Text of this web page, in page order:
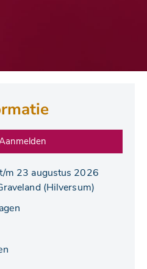
m 23 augustus 2026
(Hilversum)